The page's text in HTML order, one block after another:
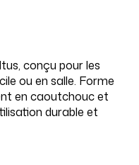
conçu pour les
ou en salle. Forme
en caoutchouc et
durable et